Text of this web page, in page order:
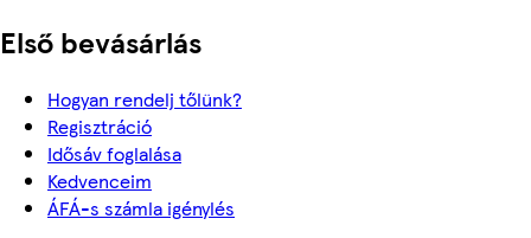
Első bevásárlás
Hogyan rendelj tőlünk?
Regisztráció
Idősáv foglalása
Kedvenceim
ÁFÁ-s számla igénylés